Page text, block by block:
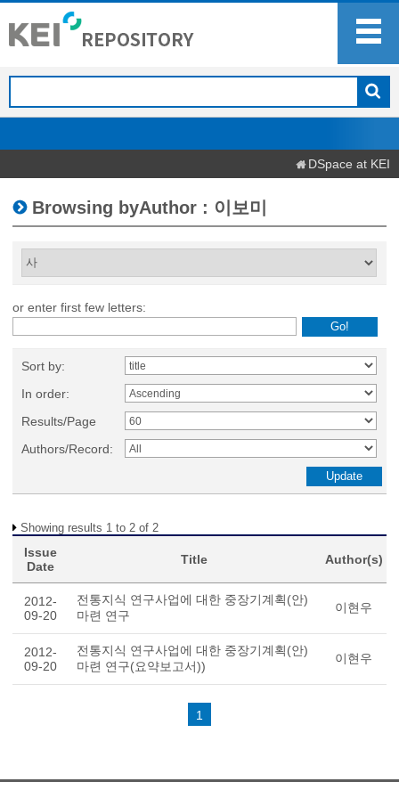
DSpace at KEI
Browsing byAuthor : 이보미
or enter first few letters:
Sort by:
In order:
Results/Page
Authors/Record:
Showing results 1 to 2 of 2
Issue
Date
Title Author(s)
2012-
09-20
전통지식 연구사업에 대한 중장기계획(안)
마련 연구
이현우
2012-
09-20
전통지식 연구사업에 대한 중장기계획(안)
마련 연구(요약보고서))
이현우
1